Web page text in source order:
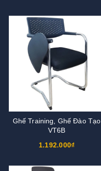
Ghế Training, Ghế Đào Tạo
VT6B
1.192.000₫